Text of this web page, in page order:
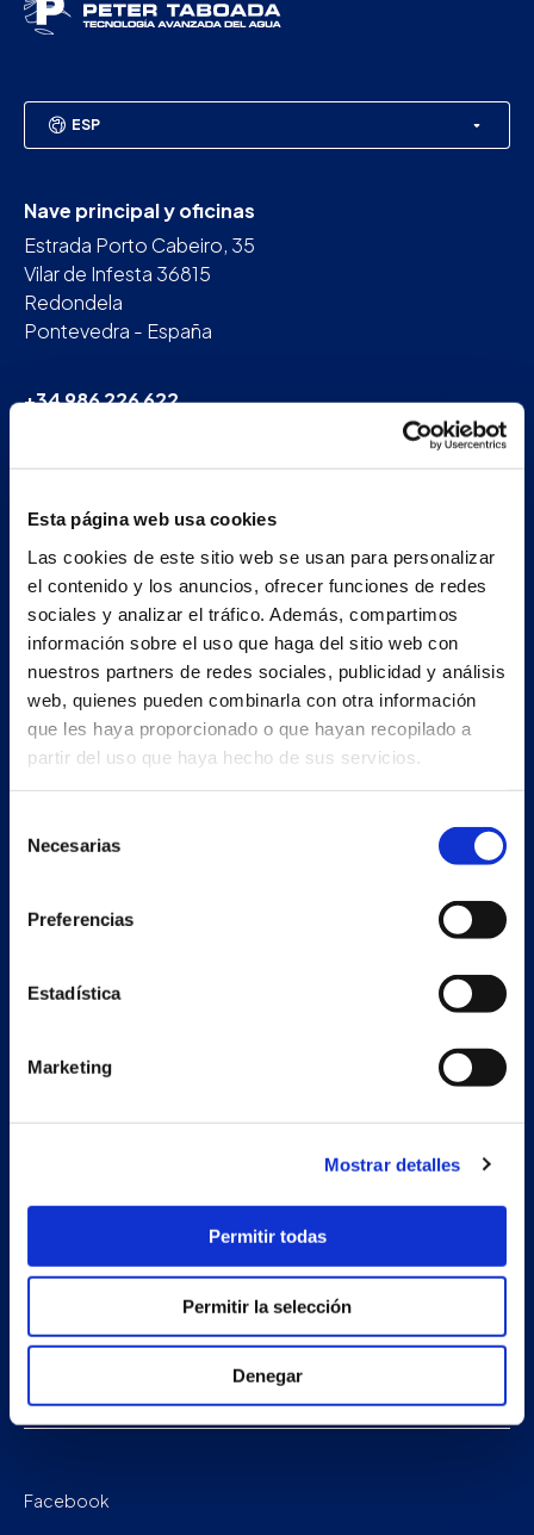
Esta página web usa cookies
Las cookies de este sitio web se usan para personalizar
el contenido y los anuncios, ofrecer funciones de redes
sociales y analizar el tráfico. Además, compartimos
información sobre el uso que haga del sitio web con
nuestros partners de redes sociales, publicidad y análisis
web, quienes pueden combinarla con otra información
que les haya proporcionado o que hayan recopilado a
partir del uso que haya hecho de sus servicios.
Necesarias
Preferencias
Estadística
Marketing
Mostrar detalles
Permitir todas
Permitir la selección
Denegar
ESP
Nave principal y oficinas
Estrada Porto Cabeiro, 35
Vilar de Infesta 36815
Redondela
Pontevedra - España
+34 986 226 622
Nave auxiliar
Redondela
Pontevedra - España
Proyectos
Empresa
Trabaja con nosotros
Contacto
Facebook